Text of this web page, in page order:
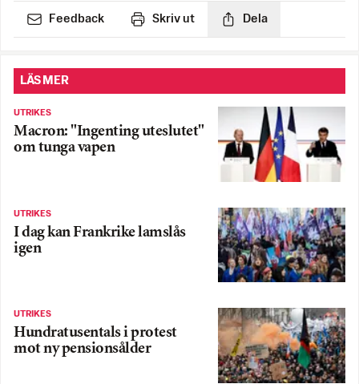
Feedback Skriv ut Dela
LÄS MER
UTRIKES
Macron: "Ingenting uteslutet"
om tunga vapen
UTRIKES
I dag kan Frankrike lamslås
igen
UTRIKES
Hundratusentals i protest
mot ny pensionsålder